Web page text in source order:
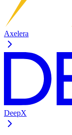
Axelera
DeepX